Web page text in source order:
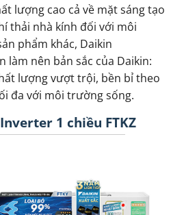
lượng cao cả về mặt sáng tạo
thải nhà kính đối với môi
phẩm khác, Daikin
làm nên bản sắc của Daikin:
lượng vượt trội, bền bỉ theo
đa với môi trường sống.
1 chiều FTKZ